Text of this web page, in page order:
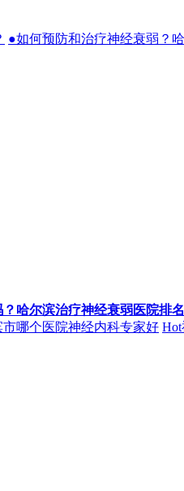
●如何预防和治疗神经衰弱？
哈尔滨治疗神经衰弱医院排名
哪个医院神经内科专家好 Hot